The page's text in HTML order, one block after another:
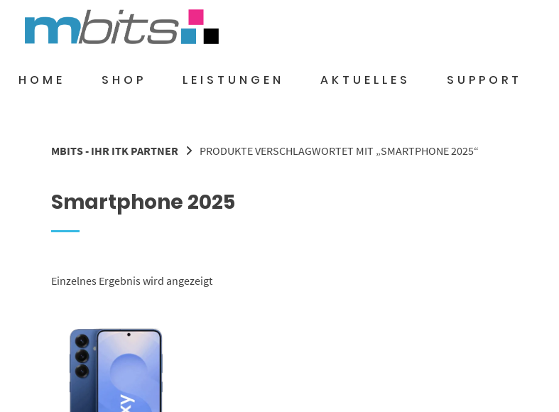
Inhalt
HOME SHOP LEISTUNGEN AKTUELLES SUPPORT
MBITS - IHR ITK PARTNER PRODUKTE VERSCHLAGWORTET MIT „SMARTPHONE 2025“
Smartphone 2025
Einzelnes Ergebnis wird angezeigt